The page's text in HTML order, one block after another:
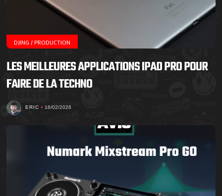
DJING / PRODUCTION
LES MEILLEURES APPLICATIONS IPAD PRO POUR
FAIRE DE LA TECHNO
ERIC 16/02/2026